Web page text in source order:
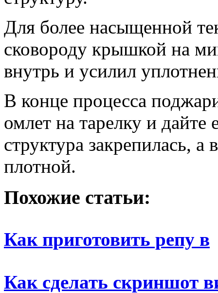
Для более насыщенной
сковороду крышкой на
внутрь и усилил
В конце процесса
омлет на тарелку и
структура закрепилась,
плотной.
Похожие статьи:
Как приготовить репу в
Как сделать скриншот